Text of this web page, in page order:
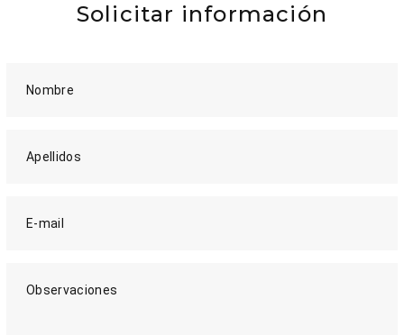
Solicitar información
Nombre
Apellidos
E-mail
Observaciones